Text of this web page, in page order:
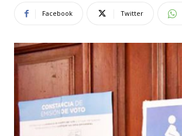
Facebook Twitter